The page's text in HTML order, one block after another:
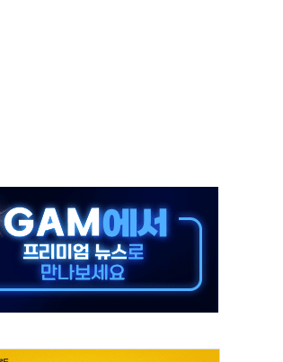
지원, 작년의 3분의 1
·방기선 수사도 속도